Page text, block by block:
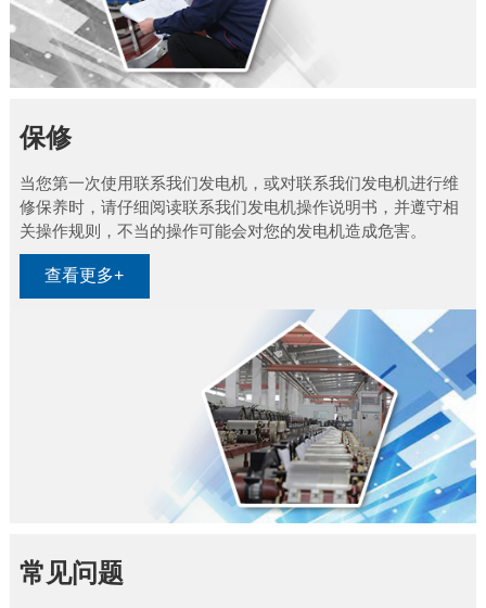
保修
当您第一次使用联系我们发电机，或对联系我们发电机进行维
修保养时，请仔细阅读联系我们发电机操作说明书，并遵守相
关操作规则，不当的操作可能会对您的发电机造成危害。
查看更多+
常见问题